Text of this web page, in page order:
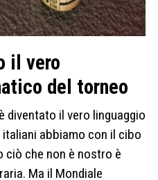
il vero
del torneo
diventato il vero linguaggio
abbiamo con il cibo
che non è nostro è
Ma il Mondiale